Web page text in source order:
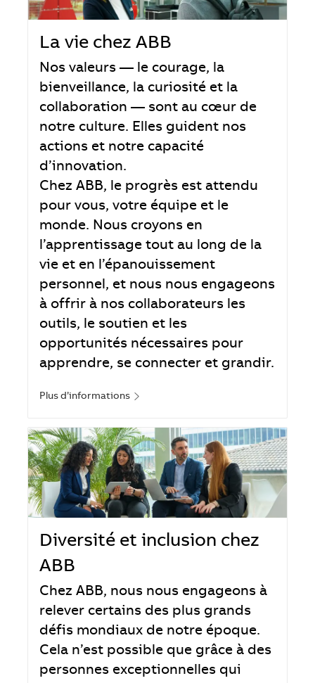
La vie chez ABB
Nos valeurs — le courage, la
bienveillance, la curiosité et la
collaboration — sont au cœur de
notre culture. Elles guident nos
actions et notre capacité
d’innovation.
Chez ABB, le progrès est attendu
pour vous, votre équipe et le
monde. Nous croyons en
l’apprentissage tout au long de la
vie et en l’épanouissement
personnel, et nous nous engageons
à offrir à nos collaborateurs les
outils, le soutien et les
opportunités nécessaires pour
apprendre, se connecter et grandir.
Plus d’informations
Diversité et inclusion chez
ABB
Chez ABB, nous nous engageons à
relever certains des plus grands
défis mondiaux de notre époque.
Cela n’est possible que grâce à des
personnes exceptionnelles qui